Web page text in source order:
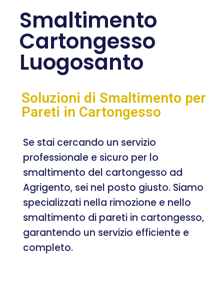
Smaltimento
Cartongesso
Luogosanto
Soluzioni di Smaltimento per
Pareti in Cartongesso
Se stai cercando un servizio
professionale e sicuro per lo
smaltimento del cartongesso ad
Agrigento, sei nel posto giusto. Siamo
specializzati nella rimozione e nello
smaltimento di pareti in cartongesso,
garantendo un servizio efficiente e
completo.